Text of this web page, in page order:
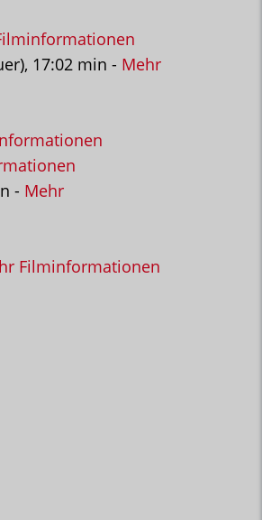
17:02 min - Mehr
- Mehr
Filminformationen